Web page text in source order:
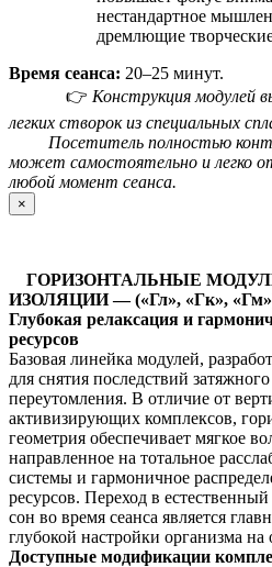
нестандартное
дремлющие
Время сеанса: 20–25 минут.
👉 Конструкция модулей
легких створок из специальных
Посетитель полностью
может самостоятельно и легко
любой момент сеанса.
×
ГОРИЗОНТАЛЬНЫЕ
ИЗОЛЯЦИИ — («Гл», «Гк»,
Глубокая релаксация и
ресурсов
Базовая линейка модулей,
для снятия последствий затяжного
переутомления. В отличие от
активизирующих комплексов,
геометрия обеспечивает мягкое
направленное на тотальное
системы и гармоничное
ресурсов. Переход в
сон во время сеанса является
глубокой настройки организма на
Доступные модификации